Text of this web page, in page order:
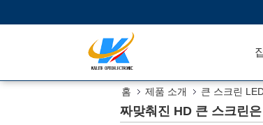
홈 제품 소개 큰 스크린
짜맞춰진 HD 큰 스크린